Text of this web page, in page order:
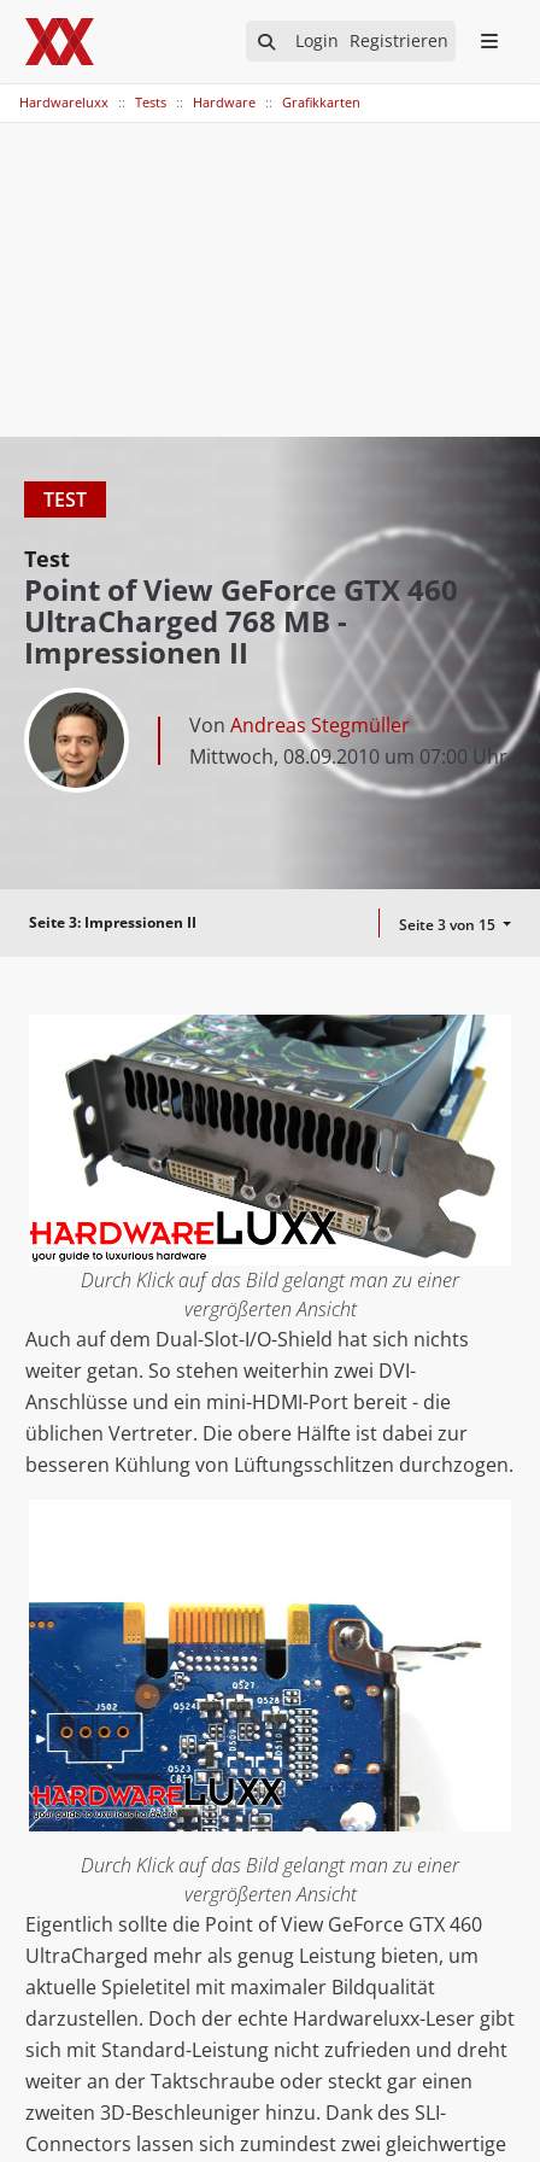
Login Registrieren
Hardwareluxx Tests Hardware Grafikkarten
TEST
Test
Point of View GeForce GTX 460
UltraCharged 768 MB -
Impressionen II
Von Andreas Stegmüller
Mittwoch, 08.09.2010 um 07:00 Uhr
Seite 3: Impressionen II Seite 3 von 15
Durch Klick auf das Bild gelangt man zu einer
vergrößerten Ansicht
Auch auf dem Dual-Slot-I/O-Shield hat sich nichts
weiter getan. So stehen weiterhin zwei DVI-
Anschlüsse und ein mini-HDMI-Port bereit - die
üblichen Vertreter. Die obere Hälfte ist dabei zur
besseren Kühlung von Lüftungsschlitzen durchzogen.
Durch Klick auf das Bild gelangt man zu einer
vergrößerten Ansicht
Eigentlich sollte die Point of View GeForce GTX 460
UltraCharged mehr als genug Leistung bieten, um
aktuelle Spieletitel mit maximaler Bildqualität
darzustellen. Doch der echte Hardwareluxx-Leser gibt
sich mit Standard-Leistung nicht zufrieden und dreht
weiter an der Taktschraube oder steckt gar einen
zweiten 3D-Beschleuniger hinzu. Dank des SLI-
Connectors lassen sich zumindest zwei gleichwertige